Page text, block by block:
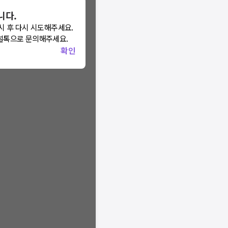
다.
두닥 채널톡
다.
후 다시 시도해주세요.
으로 문의해주세요.
확인